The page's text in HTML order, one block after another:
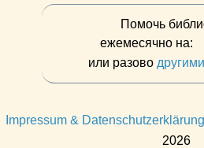
Помочь
ежемесячно на:
или разово
Impressum & Datenschutzerklärung
2026